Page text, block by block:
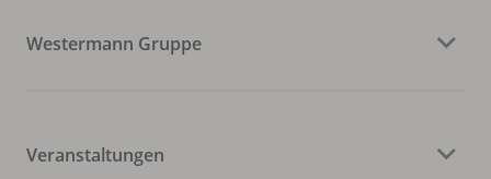
Westermann Gruppe
Veranstaltungen